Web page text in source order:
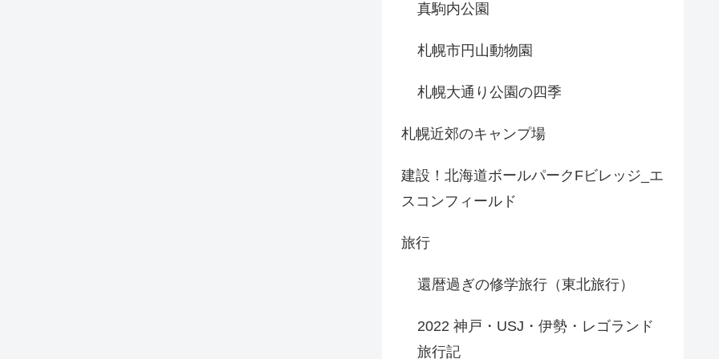
真駒内公園
札幌市円山動物園
札幌大通り公園の四季
札幌近郊のキャンプ場
建設！北海道ボールパークFビレッジ_エ
スコンフィールド
旅行
還暦過ぎの修学旅行（東北旅行）
2022 神戸・USJ・伊勢・レゴランド
旅行記